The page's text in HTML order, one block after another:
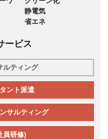
静電気
省エネ
ービス
ルティング
ント派遣
サルティング
員研修)